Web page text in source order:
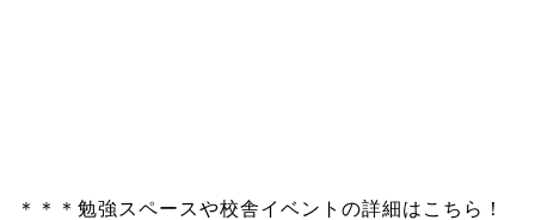
＊＊＊勉強スペースや校舎イベントの詳細はこちら！